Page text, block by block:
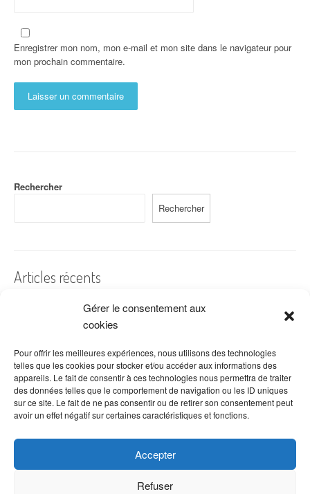
Gérer le consentement aux
cookies
Pour offrir les meilleures expériences, nous utilisons des technologies
telles que les cookies pour stocker et/ou accéder aux informations des
appareils. Le fait de consentir à ces technologies nous permettra de traiter
des données telles que le comportement de navigation ou les ID uniques
sur ce site. Le fait de ne pas consentir ou de retirer son consentement peut
avoir un effet négatif sur certaines caractéristiques et fonctions.
Accepter
Refuser
Enregistrer mon nom, mon e-mail et mon site dans le navigateur pour
mon prochain commentaire.
Rechercher
Rechercher
Articles récents
A quelles dates de l’année offre-t-on des fleurs ?
Les fleurs préférées des Français
Combien de fois arroser un cactus ?
Quelles fleurs offrir pour la fête des mères ?
Idées de décoration avec fleurs séchées